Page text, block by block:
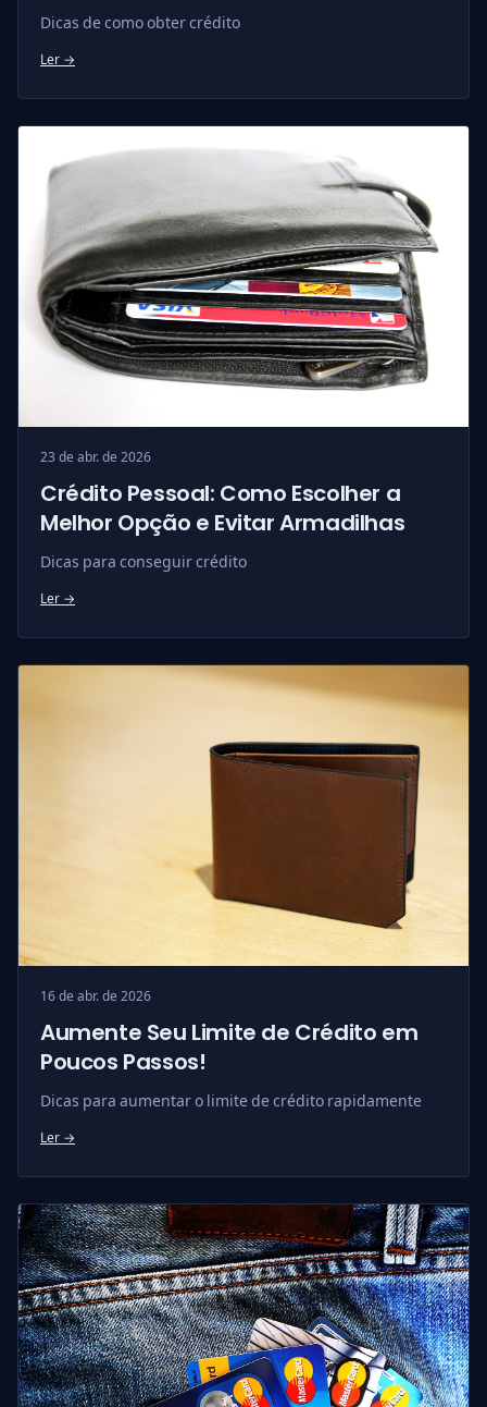
Dicas de como obter crédito
Ler →
23 de abr. de 2026
Crédito Pessoal: Como Escolher a
Melhor Opção e Evitar Armadilhas
Dicas para conseguir crédito
Ler →
16 de abr. de 2026
Aumente Seu Limite de Crédito em
Poucos Passos!
Dicas para aumentar o limite de crédito rapidamente
Ler →